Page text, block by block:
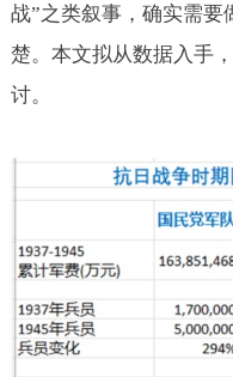
战”之类叙事，确实需
楚。本文拟从数据入手
讨。